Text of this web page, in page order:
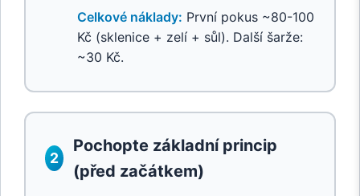
Celkové náklady: První pokus ~80-100
Kč (sklenice + zelí + sůl). Další šarže:
~30 Kč.
2
Pochopte základní princip
(před začátkem)